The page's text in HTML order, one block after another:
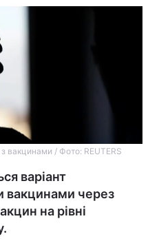
вакцинами / Фото: REUTERS
варіант
вакцинами через
на рівні